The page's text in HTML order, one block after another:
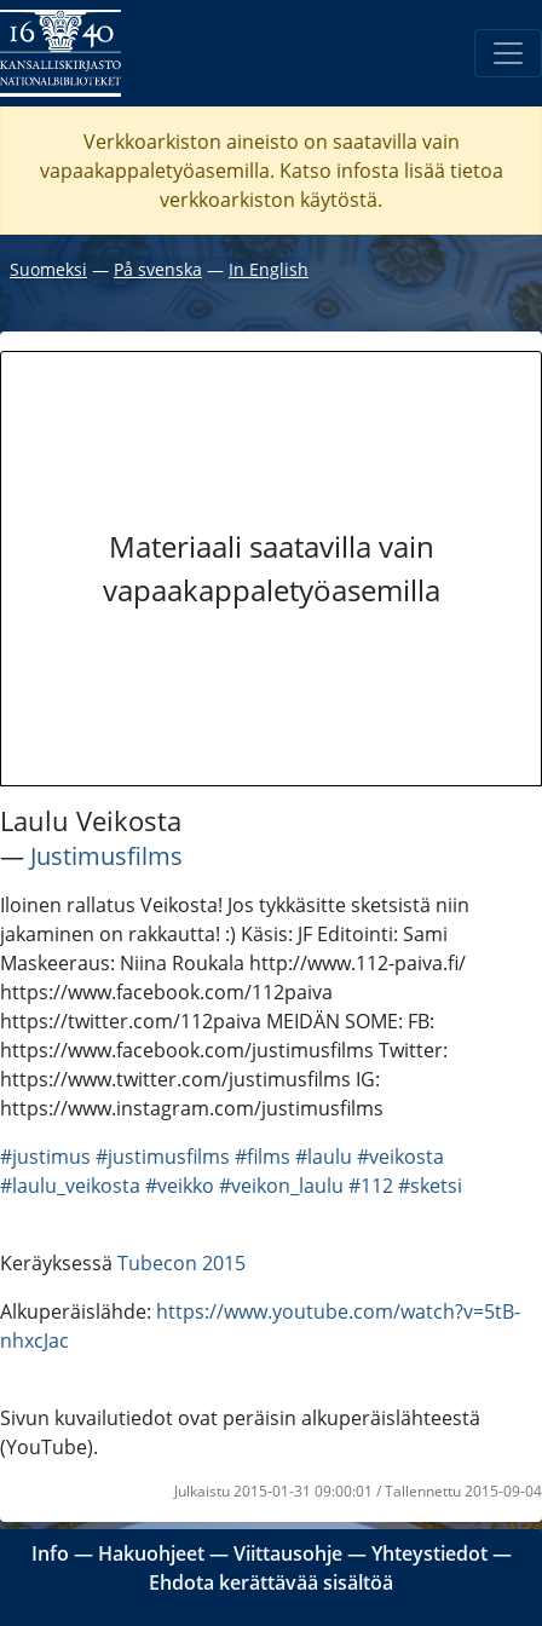
Verkkoarkiston aineisto on saatavilla vain
vapaakappaletyöasemilla. Katso infosta lisää tietoa
verkkoarkiston käytöstä.
Suomeksi ― På svenska ― In English
Materiaali saatavilla vain
vapaakappaletyöasemilla
Laulu Veikosta
― Justimusfilms
Iloinen rallatus Veikosta! Jos tykkäsitte sketsistä niin
jakaminen on rakkautta! :) Käsis: JF Editointi: Sami
Maskeeraus: Niina Roukala http://www.112-paiva.fi/
https://www.facebook.com/112paiva
https://twitter.com/112paiva MEIDÄN SOME: FB:
https://www.facebook.com/justimusfilms Twitter:
https://www.twitter.com/justimusfilms IG:
https://www.instagram.com/justimusfilms
#justimus #justimusfilms #films #laulu #veikosta
#laulu_veikosta #veikko #veikon_laulu #112#sketsi
Keräyksessä Tubecon 2015
Alkuperäislähde: https://www.youtube.com/watch?v=5tB-
nhxcJac
Sivun kuvailutiedot ovat peräisin alkuperäislähteestä
(YouTube).
Julkaistu 2015-01-31 09:00:01 / Tallennettu 2015-09-04
Info ― Hakuohjeet―Viittausohje―Yhteystiedot―
Ehdota kerättävää sisältöä